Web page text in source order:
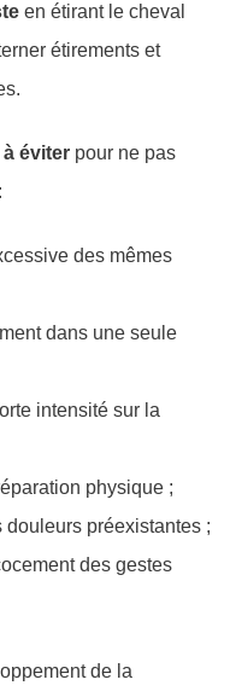
en étirant le cheval
étirements et
éviterpour ne pas
des mêmes
dans une seule
intensité sur la
physique ;
douleurs préexistantes ;
des gestes
de la